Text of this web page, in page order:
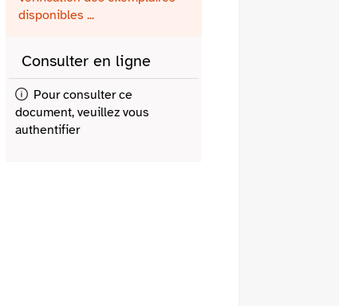
disponibles ...
Consulter en ligne
Pour consulter ce
document, veuillez vous
authentifier